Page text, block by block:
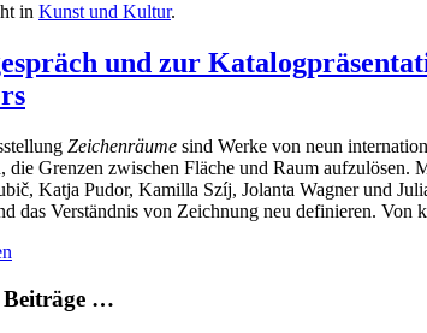
in Kunst und Kultur.
und zur
Zeichenräume sind Werke von neun
die Grenzen zwischen Fläche und Raum
Katja Pudor, Kamilla Szíj, Jolanta Wagner und
das Verständnis von Zeichnung neu definieren. Von
Beiträge …